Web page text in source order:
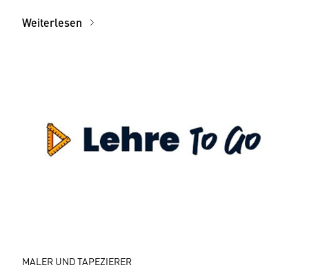
Weiterlesen
MALER UND TAPEZIERER